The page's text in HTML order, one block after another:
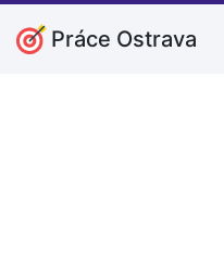
Práce Ostrava